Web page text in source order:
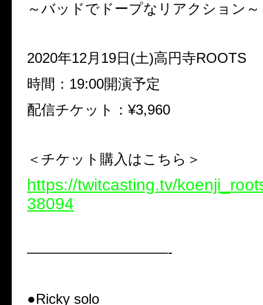
～バッドでドープなリアクション～
2020年12月19日(土)高円寺ROOTS
時間：19:00開演予定
配信チケット：¥3,960
＜チケット購入はこちら＞
https://twitcasting.tv/
38094
——————————-
●Ricky solo